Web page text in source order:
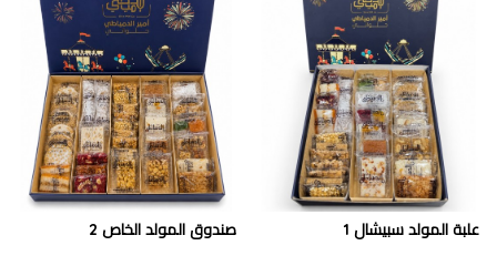
علبة المولد سبيشال 1 صندوق المولد الخاص 2